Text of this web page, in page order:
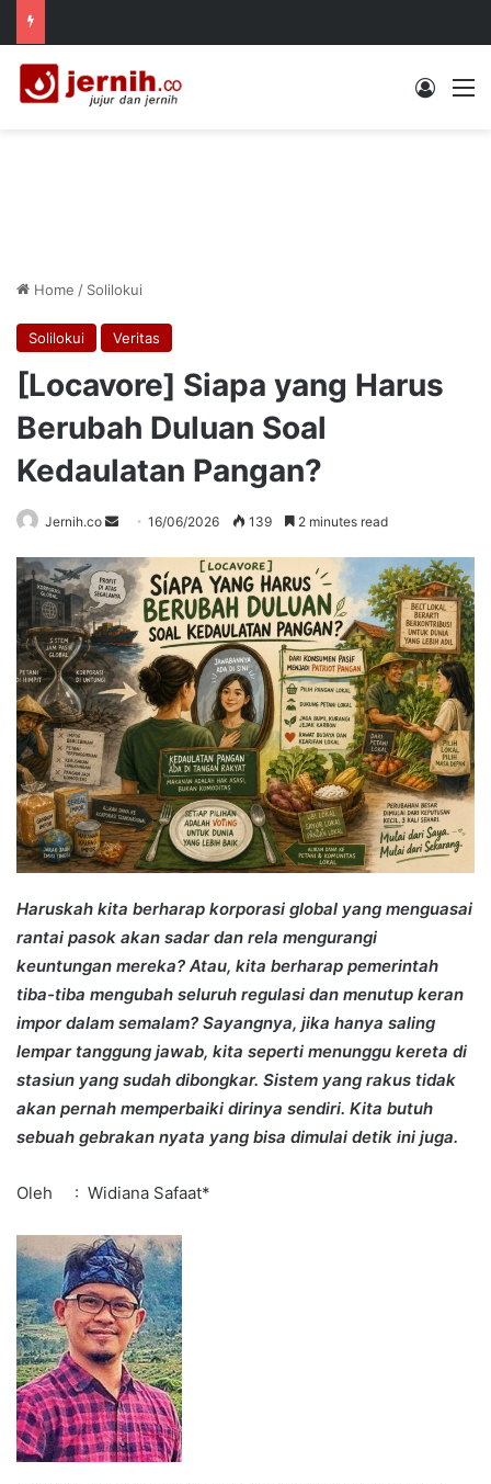
Log In
Home / Solilokui
Solilokui Veritas
[Locavore] Siapa yang Harus
Berubah Duluan Soal
Kedaulatan Pangan?
Jernih.co
Send
email
16/06/2026 139 2 minutes read
Haruskah kita berharap korporasi global yang menguasai
rantai pasok akan sadar dan rela mengurangi
keuntungan mereka? Atau, kita berharap pemerintah
tiba-tiba mengubah seluruh regulasi dan menutup keran
impor dalam semalam? Sayangnya, jika hanya saling
lempar tanggung jawab, kita seperti menunggu kereta di
stasiun yang sudah dibongkar. Sistem yang rakus tidak
akan pernah memperbaiki dirinya sendiri. Kita butuh
sebuah gebrakan nyata yang bisa dimulai detik ini juga.
Oleh : Widiana Safaat*